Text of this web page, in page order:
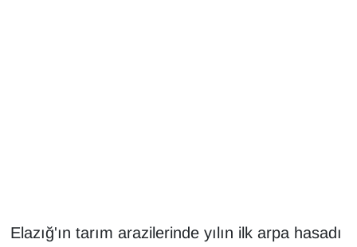
Elazığ'ın tarım arazilerinde yılın ilk arpa hasadı
İngilizce